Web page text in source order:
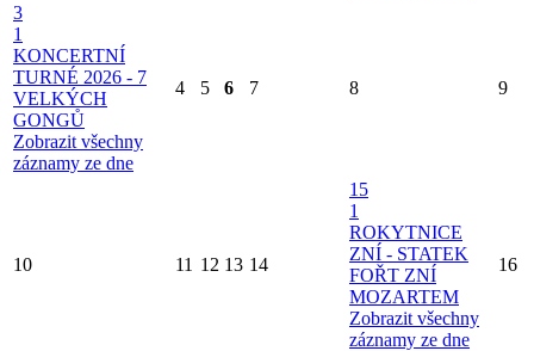
3
1
KONCERTNÍ
TURNÉ 2026 - 7
VELKÝCH
GONGŮ
Zobrazit všechny
záznamy ze dne
4 5 6 7 8 9
10 11 12 13 14
15
1
ROKYTNICE
ZNÍ - STATEK
FOŘT ZNÍ
MOZARTEM
Zobrazit všechny
záznamy ze dne
16